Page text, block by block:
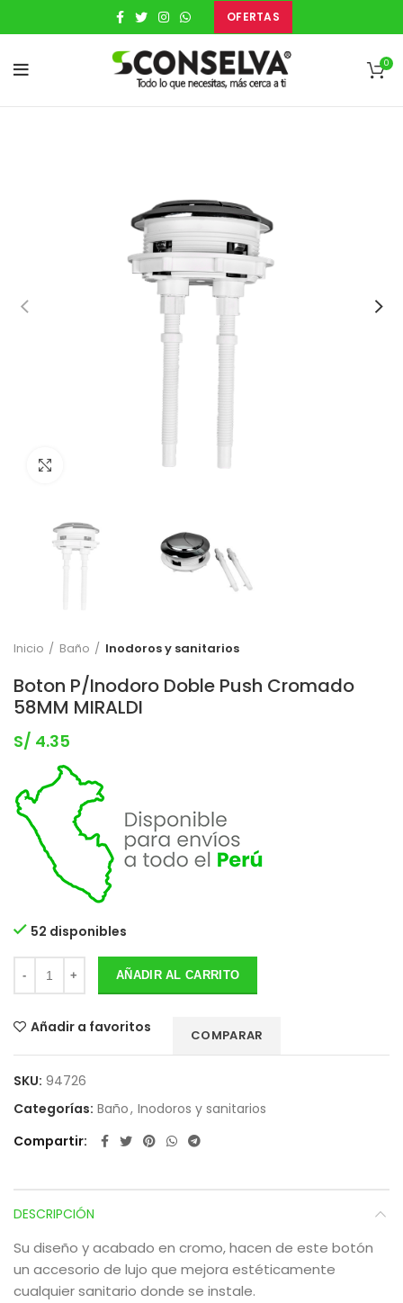
OFERTAS
0
Clic para expandir
Inicio Baño Inodoros y sanitarios
Boton P/Inodoro Doble Push Cromado
58MM MIRALDI
S/ 4.35
52 disponibles
AÑADIR AL CARRITO
Añadir a favoritos COMPARAR
SKU: 94726
Categorías: Baño, Inodoros y sanitarios
Compartir
DESCRIPCIÓN
Su diseño y acabado en cromo, hacen de este botón
un accesorio de lujo que mejora estéticamente
cualquier sanitario donde se instale.